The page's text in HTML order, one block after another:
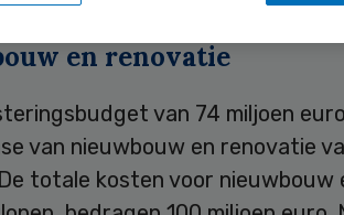
en renovatie
van 74 miljoen
van nieuwbouw en renovatie
totale kosten voor nieuwbouw